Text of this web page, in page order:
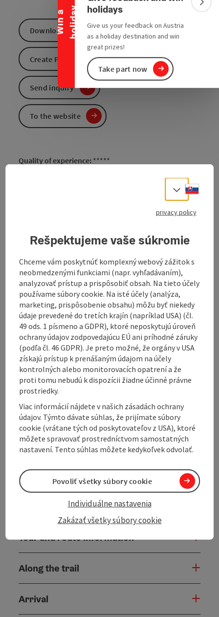
W
i
n
a
h
o
l
i
d
a y
holidays
Give us your feedback on Austria
as a holiday destination and win
great prizes!
Take part now
Quality of experience: *****
August
September
October
Properties:
Loop
Scenic
Refreshment stops available
Description:
The route starts at the Eidenberger Alm, but you can
join at any point along the trail.
Right at the beginning, you reach the highest point of
the route, the GIS, where you are rewarded with a
magnificent panoramic view over Upper Austria and
western Lower Austria all the way to the Alps. The
route then continues via Lichtenberg to Koglerau
with the beautiful view of the Danube, just a short
detour from the route (approx. 30m). The loop
continues to Gramastetten, from there into the
Rodltal and along the Ranitzbach. The ...
Display complete description
Tour and route information
Along the trail
Arrival
Download GPS data
Create PDF
Send inquiry
To the website
Select
privacy policy
Rešpektujeme vaše súkromie
Chceme vám poskytnúť komplexný webový zážitok s
neobmedzenými funkciami (napr. vyhľadávaním),
analyzovať prístup a prispôsobiť obsah. Na tieto účely
používame súbory cookie. Na isté účely (analýza,
marketing, prispôsobenie obsahu) môžu byť niekedy
údaje prevedené do tretích krajín (napríklad USA) (čl.
49 ods. 1 písmeno a GDPR), ktoré neposkytujú úroveň
ochrany údajov zodpovedajúcu EÚ ani príhodné záruky
(podľa čl. 46 GDPR). Je preto možné, že orgány v USA
získajú prístup k prenášaným údajom na účely
kontrolných alebo monitorovacích opatrení a že
proti tomu nebudú k dispozícii žiadne účinné právne
prostriedky.
Viac informácií nájdete v našich zásadách ochrany
údajov. Týmto dávate súhlas, že prijímate súbory
cookie (vrátane tých od poskytovateľov z USA), ktoré
môžete spravovať prostredníctvom samostatných
nastavení. Tento súhlas môžete kedykoľvek odvolať.
Zakázať všetky súbory cookie
Individuálne nastavenia
Povoliť všetky súbory cookie